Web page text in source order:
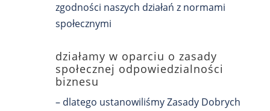
zgodności naszych działań z normami
społecznymi
działamy w oparciu o zasady
społecznej odpowiedzialności
biznesu
– dlatego ustanowiliśmy Zasady Dobrych